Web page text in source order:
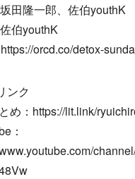
田隆一郎、佐伯youthK
伯youthK
orcd.co/detox-
ンク
め：https://lit.link/
：